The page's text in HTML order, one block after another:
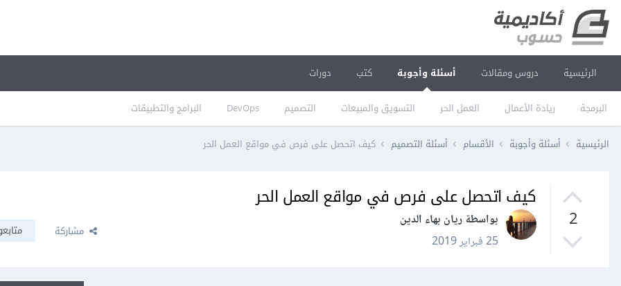
الرئيسية دروس ومقالات أسئلة وأجوبة
البرمجة ريادة الأعمال العمل الحر التسويق والمبيعات التصميم DevOps البرامج والتطبيقات
كتب دورات
الرئيسية أسئلة وأجوبة الأقسام أسئلة التصميم كيف اتحصل على فرص في مواقع العمل الحر
2
كيف اتحصل على فرص في مواقع العمل الحر
بواسطة ريان بهاء الدين
25 فبراير 2019
مشاركة